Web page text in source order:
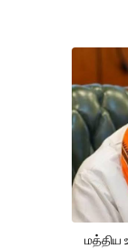
மத்திய